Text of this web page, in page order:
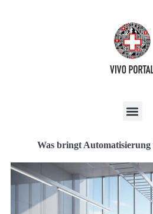
Was bringt